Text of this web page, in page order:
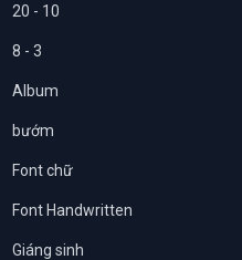
20 - 10
8 - 3
Album
bướm
Font chữ
Font Handwritten
Giáng sinh